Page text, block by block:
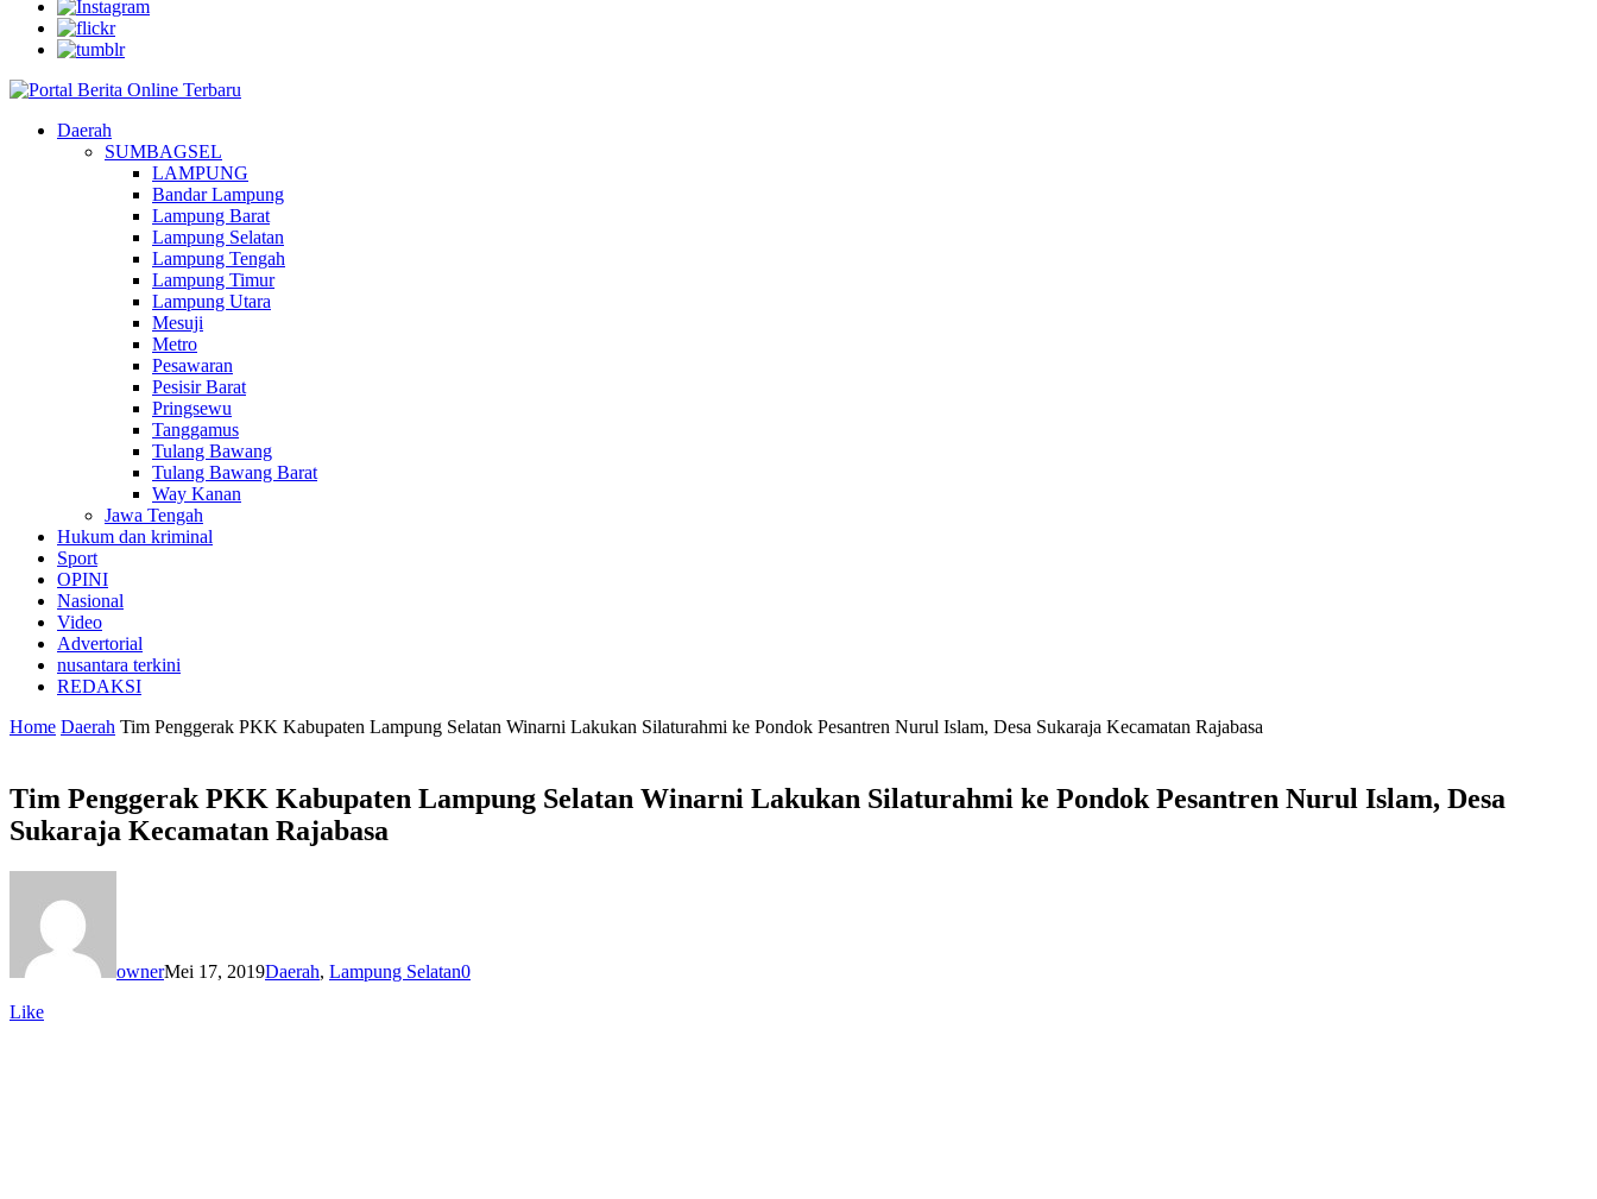
Daerah
SUMBAGSEL
LAMPUNG
Bandar Lampung
Lampung Barat
Lampung Selatan
Lampung Tengah
Lampung Timur
Lampung Utara
Mesuji
Metro
Pesawaran
Pesisir Barat
Pringsewu
Tanggamus
Tulang Bawang
Tulang Bawang Barat
Way Kanan
Jawa Tengah
Hukum dan kriminal
Sport
OPINI
Nasional
Video
Advertorial
nusantara terkini
REDAKSI
Home Daerah Tim Penggerak PKK Kabupaten Lampung Selatan Winarni Lakukan Silaturahmi ke Pondok Pesantren Nurul Islam, Desa Sukaraja Kecamatan Rajabasa
Tim Penggerak PKK Kabupaten Lampung Selatan Winarni Lakukan Silaturahmi ke Pondok Pesantren Nurul Islam, Desa
Sukaraja Kecamatan Rajabasa
ownerMei 17, 2019Daerah, Lampung Selatan0
Like